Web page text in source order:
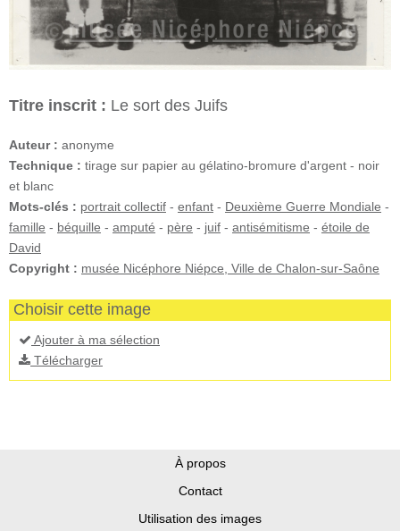
Titre inscrit : Le sort des Juifs
Auteur : anonyme
Technique : tirage sur papier au gélatino-bromure d'argent - noir
et blanc
Mots-clés : portrait collectif - enfant - Deuxième Guerre Mondiale -
famille - béquille - amputé - père - juif - antisémitisme - étoile de
David
Copyright : musée Nicéphore Niépce, Ville de Chalon-sur-Saône
Choisir cette image
Ajouter à ma sélection
Télécharger
À propos
Contact
Utilisation des images